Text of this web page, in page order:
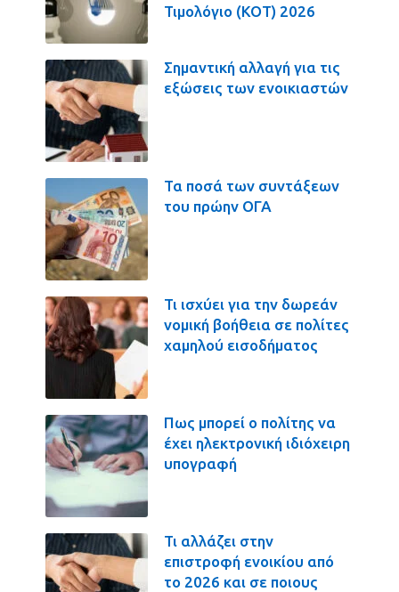
Τιμολόγιο (ΚΟΤ) 2026
Σημαντική αλλαγή για τις
εξώσεις των ενοικιαστών
Τα ποσά των συντάξεων
του πρώην ΟΓΑ
Τι ισχύει για την δωρεάν
νομική βοήθεια σε πολίτες
χαμηλού εισοδήματος
Πως μπορεί ο πολίτης να
έχει ηλεκτρονική ιδιόχειρη
υπογραφή
Τι αλλάζει στην
επιστροφή ενοικίου από
το 2026 και σε ποιους